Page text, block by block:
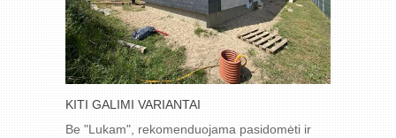
KITI GALIMI VARIANTAI
Be "Lukam", rekomenduojama pasidomėti ir